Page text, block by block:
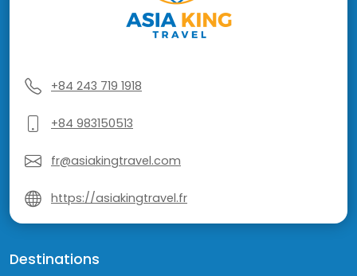
+84 243 719 1918
+84 983150513
fr@asiakingtravel.com
https://asiakingtravel.fr
Destinations